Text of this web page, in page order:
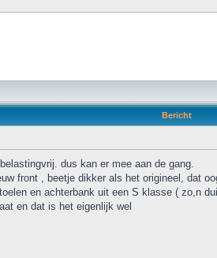
Bericht
dus kan er mee aan de gang.
front , beetje dikker als het origineel, dat
en achterbank uit een S klasse ( zo,n
en dat is het eigenlijk wel